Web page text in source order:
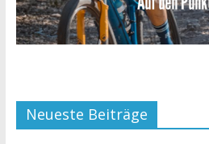
Neueste Beiträge